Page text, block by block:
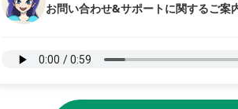
お問い合わせ&サポートに関するご案